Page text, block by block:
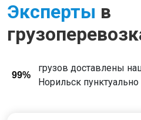
Эксперты в
99%
грузов доставлены
Норильск